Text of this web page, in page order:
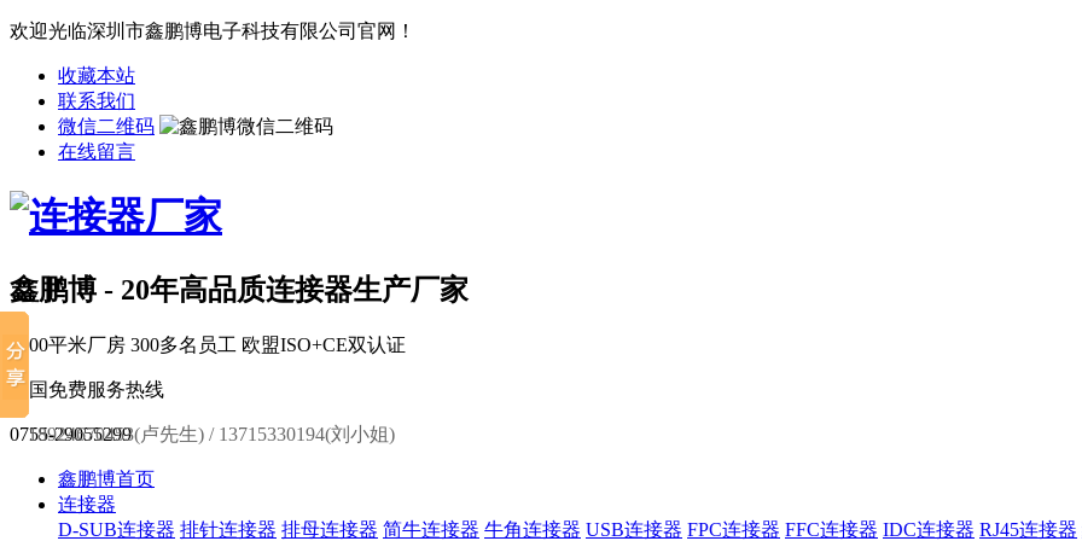
欢迎光临深圳市鑫鹏博电子科技有限公司官网！
收藏本站
联系我们
微信二维码
在线留言
鑫鹏博 - 20年高品质连接器生产厂家
6000平米厂房 300多名员工 欧盟ISO+CE双认证
全国免费服务热线
0755-29055299
18924670453(卢先生) / 13715330194(刘小姐)
鑫鹏博首页
连接器
D-SUB连接器 排针连接器 排母连接器 简牛连接器 牛角连接器 USB连接器 FPC连接器 FFC连接器 IDC连接器 RJ45连接器